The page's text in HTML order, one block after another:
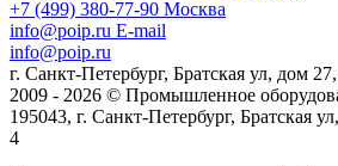
+7 (499) 380-77-90 Москва
info@poip.ru E-mail
info@poip.ru
г. Санкт-Петербург, Братская ул, дом
2009 - 2026 © Промышленное
195043, г. Санкт-Петербург, Братская
4